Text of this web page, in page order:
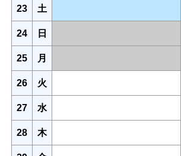
23 土
24 日
25 月
26 火
27 水
28 木